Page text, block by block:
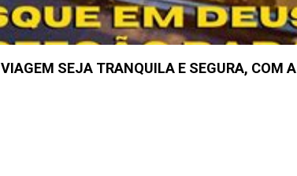
SEJA TRANQUILA E SEGURA, COM A